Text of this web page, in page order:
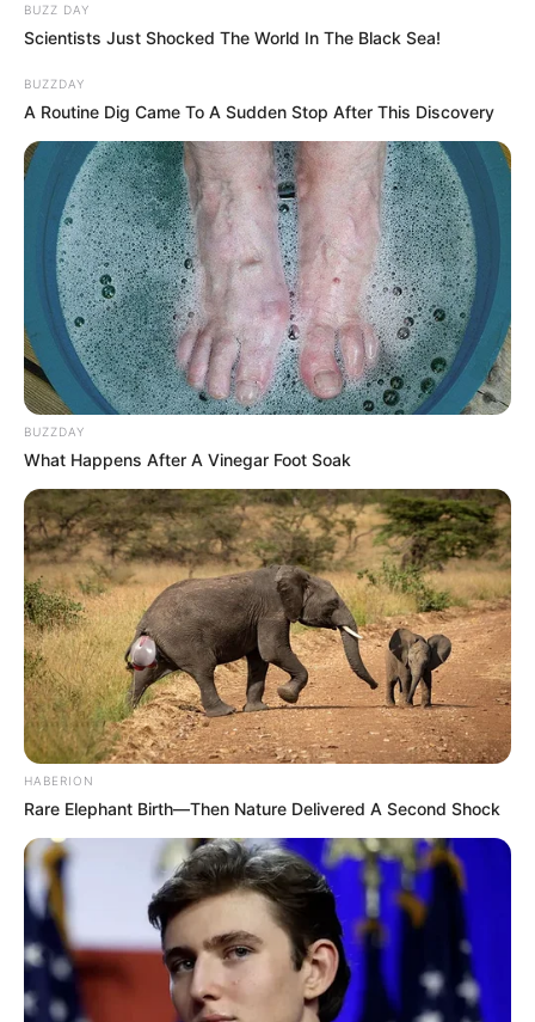
Facebook Twitter Messenger
Laura Kövesi neve ma már nemcsak Romániában
ismert, hanem egész Európában. Pályafutása során
olyan pozíciókba került, amelyek komoly figyelmet
kaptak, és amelyek miatt egyszerre vált a korrupció
elleni küzdelem egyik legismertebb alakjává,
valamint politikai viták visszatérő szereplőjévé.
Megítélése sokszor eltérő: egyesek eredményeit
emelik ki, mások a módszereit bírálják.
Nem az Európai Ügyészség élén vált ismertté,
hanem még Romániában, ahol a korrupcióellenes
ügyészséget, a DNA-t vezette. Ebben az
időszakban vált országosan, majd nemzetközileg is
ismertté, mivel az általa irányított szervezet
nemcsak kisebb ügyekkel foglalkozott, hanem
miniszterek, parlamenti képviselők, polgármesterek
és más befolyásos szereplők ellen is eljárásokat
indított. A Reuters beszámolói szerint ebben az
időszakban számos magas rangú tisztségviselő
került vizsgálat alá, és ő maga is arról beszélt, hogy
öt év alatt több mint ötven magas beosztású
személy ügyében született ítélet vagy indult
2019-ben új szintre lépett a karrierje, amikor
kinevezték az Európai Unió első főügyészének. Az
Európai Ügyészség, azaz az EPPO 2021. június 1-
jén kezdte meg tényleges működését. Az
BUZZ DAY
Scientists Just Shocked The World In The Black Sea!
BUZZDAY
A Routine Dig Came To A Sudden Stop After This Discovery
BUZZDAY
What Happens After A Vinegar Foot Soak
HABERION
Rare Elephant Birth—Then Nature Delivered A Second Shock